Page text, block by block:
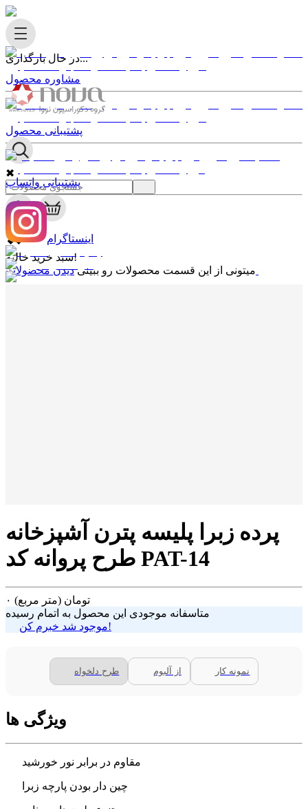
در حال بارگذاری...
✖
0
✖
سبد خرید خالیه!
میتونی از این قسمت محصولات رو ببینی
مشاوره محصول
پشتیبانی محصول
پشتیبانی واتساپ
اینستاگرام
پرده زبرا پلیسه پترن آشپزخانه
طرح پروانه کد PAT-14
۰ تومان (متر مربع)
متاسفانه موجودی این محصول به اتمام رسیده
موجود شد خبرم کن!
طرح دلخواه از آلبوم نمونه کار
ویژگی ها
مقاوم در برابر نور خورشید
چین دار بودن پارچه زبرا